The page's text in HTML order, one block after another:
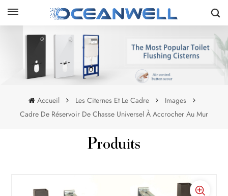
Accueil Les Citernes Et Le Cadre
Images
Cadre De Réservoir De Chasse Universel À Accrocher Au Mur
Produits